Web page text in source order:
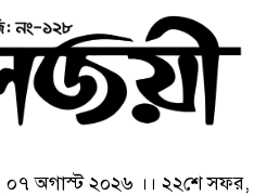
০৭ অগাস্ট ২০২৬ ।। ২২শে সফর,